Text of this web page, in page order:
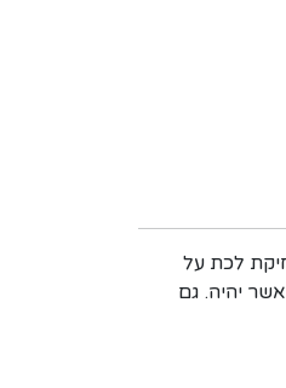
לכת על
יהיה. גם